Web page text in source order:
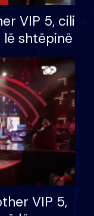
VIP 5, cili
shtëpinë
VIP 5,